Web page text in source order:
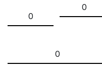
0
0
0